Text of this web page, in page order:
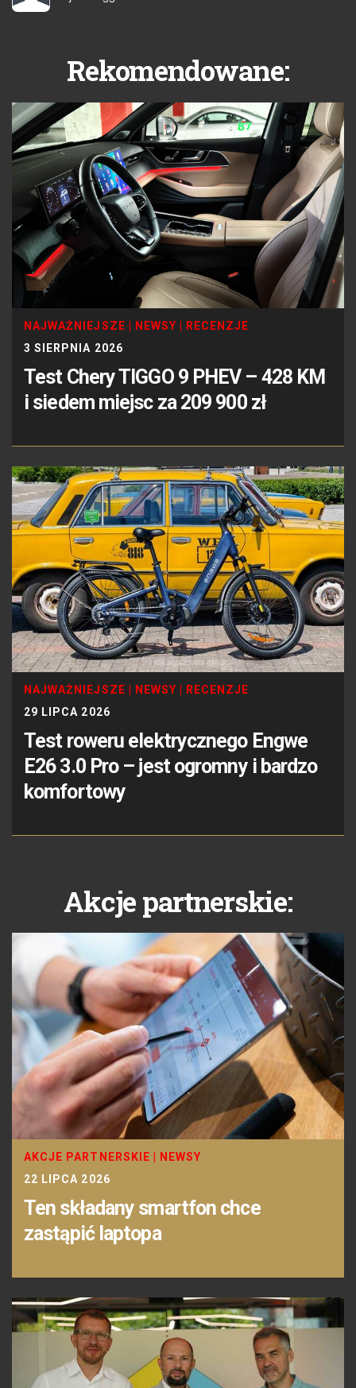
Rekomendowane:
NAJWAŻNIEJSZE NEWSY
RECENZJE
3 SIERPNIA 2026
Test Chery TIGGO 9 PHEV – 428 KM
i siedem miejsc za 209 900 zł
NAJWAŻNIEJSZE NEWSY
RECENZJE
29 LIPCA 2026
Test roweru elektrycznego Engwe
E26 3.0 Pro – jest ogromny i bardzo
komfortowy
Akcje partnerskie:
AKCJE PARTNERSKIE
NEWSY
22 LIPCA 2026
Ten składany smartfon chce
zastąpić laptopa